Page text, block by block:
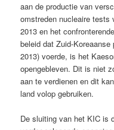
aan de productie van
omstreden nucleaire tests
2013 en het
beleid dat Zuid-
2013) voerde, is het
opengebleven. Dit is niet
aan te verdienen en dit
land volop gebruiken.
De sluiting van het KIC is